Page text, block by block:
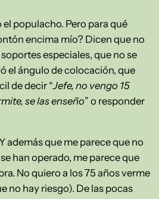
populacho. Pero para qué
encima mío? Dicen que no
especiales, que no se
el ángulo de colocación, que
de decir “Jefe, no vengo 15
se las enseño” o responder
además que me parece que no
han operado, me parece que
No quiero a los 75 años verme
no hay riesgo). De las pocas